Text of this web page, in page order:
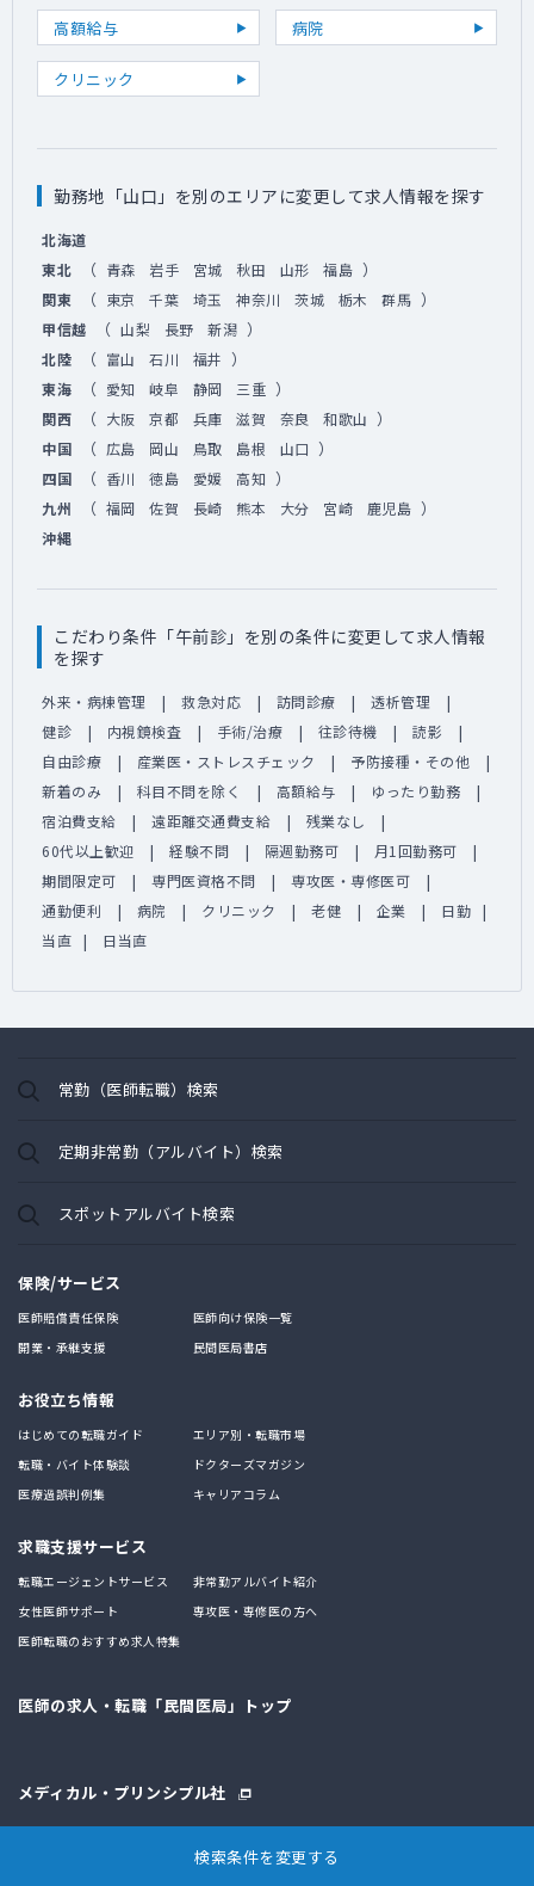
検索条件を変更する
高額給与 病院
クリニック
勤務地「山口」を別のエリアに変更して求人情報を探す
北海道
東北
（ 青森 岩手 宮城 秋田 山形 福島 ）
関東 （ 東京 千葉 埼玉 神奈川 茨城 栃木 群馬 ）
甲信越 （ 山梨 長野 新潟 ）
北陸 （ 富山 石川 福井 ）
東海 （ 愛知 岐阜 静岡 三重 ）
関西 （ 大阪 京都 兵庫 滋賀 奈良 和歌山 ）
中国 （ 広島 岡山 鳥取 島根 山口 ）
四国 （ 香川 徳島 愛媛 高知 ）
九州 （ 福岡 佐賀 長崎 熊本 大分 宮崎 鹿児島 ）
沖縄
こだわり条件「午前診」を別の条件に変更して求人情報
を探す
外来・病棟管理 救急対応 訪問診療
透析管理
健診
内視鏡検査 手術/治療 往診待機
読影
自由診療
産業医・ストレスチェック
予防接種・その他
新着のみ
科目不問を除く 高額給与
ゆったり勤務
宿泊費支給
遠距離交通費支給
残業なし
60代以上歓迎
経験不問 隔週勤務可
月1回勤務可
期間限定可
専門医資格不問
専攻医・専修医可
通勤便利
病院 クリニック 老健 企業
日勤
当直
日当直
常勤（医師転職）検索
定期非常勤（アルバイト）検索
スポットアルバイト検索
保険/サービス
医師賠償責任保険
医師向け保険一覧
開業・承継支援
民間医局書店
お役立ち情報
はじめての転職ガイド
エリア別・転職市場
転職・バイト体験談
ドクターズマガジン
医療過誤判例集
キャリアコラム
求職支援サービス
転職エージェントサービス
非常勤アルバイト紹介
女性医師サポート
専攻医・専修医の方へ
医師転職のおすすめ求人特集
医師の求人・転職「民間医局」トップ
メディカル・プリンシプル社
プライバシーポリシー 会員規約 推奨環境